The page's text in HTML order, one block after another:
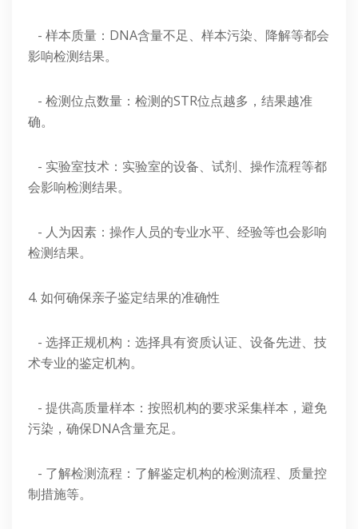
- 样本质量：DNA含量不足、样本污染、降解等都会
影响检测结果。
- 检测位点数量：检测的STR位点越多，结果越准
确。
- 实验室技术：实验室的设备、试剂、操作流程等都
会影响检测结果。
- 人为因素：操作人员的专业水平、经验等也会影响
检测结果。
4. 如何确保亲子鉴定结果的准确性
- 选择正规机构：选择具有资质认证、设备先进、技
术专业的鉴定机构。
- 提供高质量样本：按照机构的要求采集样本，避免
污染，确保DNA含量充足。
- 了解检测流程：了解鉴定机构的检测流程、质量控
制措施等。